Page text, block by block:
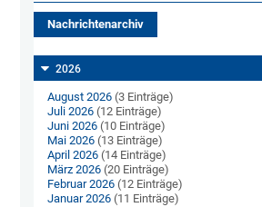
Nachrichtenarchiv
2026
August 2026 (3 Einträge)
Juli 2026 (12 Einträge)
Juni 2026 (10 Einträge)
Mai 2026 (13 Einträge)
April 2026 (14 Einträge)
März 2026 (20 Einträge)
Februar 2026 (12 Einträge)
Januar 2026 (11 Einträge)